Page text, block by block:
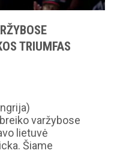
TRIUMFAS
varžybose
lietuvė
Šiame